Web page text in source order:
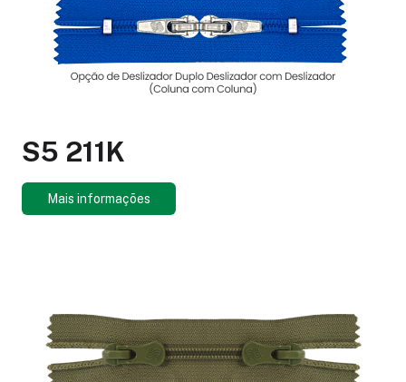
S5 211K
Mais informações